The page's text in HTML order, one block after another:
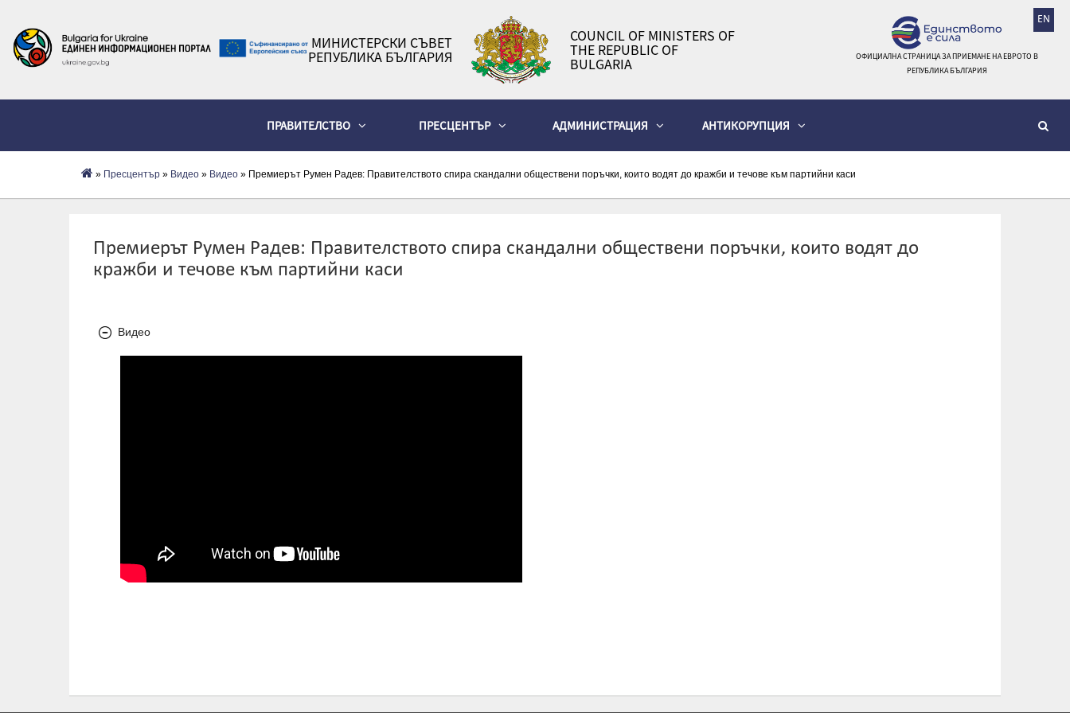
EN
МИНИСТЕРСКИ СЪВЕТ
РЕПУБЛИКА БЪЛГАРИЯ
COUNCIL OF MINISTERS OF
THE REPUBLIC OF
BULGARIA
ОФИЦИАЛНА СТРАНИЦА ЗА ПРИЕМАНЕ НА ЕВРОТО В
РЕПУБЛИКА БЪЛГАРИЯ
ПРАВИТЕЛСТВО ПРЕСЦЕНТЪР АДМИНИСТРАЦИЯ АНТИКОРУПЦИЯ
» Пресцентър » Видеo » Видео » Премиерът Румен Радев: Правителството спира скандални обществени поръчки, които водят до кражби и течове към партийни каси
Премиерът Румен Радев: Правителството спира скандални обществени поръчки, които водят до
кражби и течове към партийни каси
Видео